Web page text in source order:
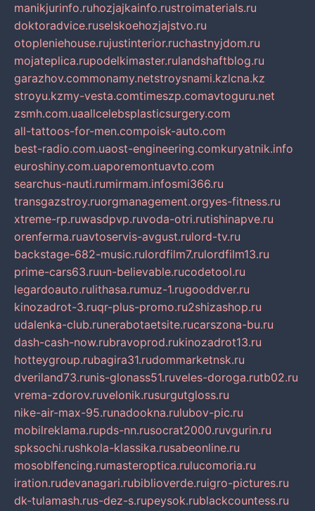
manikjurinfo.ruhozjajkainfo.rustroimaterials.ru
doktoradvice.ruselskoehozjajstvo.ru
otopleniehouse.rujustinterior.ruchastnyjdom.ru
mojateplica.rupodelkimaster.rulandshaftblog.ru
garazhov.commonamy.netstroysnami.kzlcna.kz
stroyu.kzmy-vesta.comtimeszp.comavtoguru.net
zsmh.com.uaallcelebsplasticsurgery.com
all-tattoos-for-men.compoisk-auto.com
best-radio.com.uaost-engineering.comkuryatnik.info
euroshiny.com.uaporemontuavto.com
searchus-nauti.rumirmam.infosmi366.ru
transgazstroy.ruorgmanagement.orgyes-fitness.ru
xtreme-rp.ruwasdpvp.ruvoda-otri.rutishinapve.ru
orenferma.ruavtoservis-avgust.rulord-tv.ru
backstage-682-music.rulordfilm7.rulordfilm13.ru
prime-cars63.ruun-believable.rucodetool.ru
legardoauto.rulithasa.rumuz-1.rugooddver.ru
kinozadrot-3.ruqr-plus-promo.ru2shizashop.ru
udalenka-club.runerabotaetsite.rucarszona-bu.ru
dash-cash-now.rubravoprod.rukinozadrot13.ru
hotteygroup.rubagira31.rudommarketnsk.ru
dveriland73.runis-glonass51.ruveles-doroga.rutb02.ru
vrema-zdorov.ruvelonik.rusurgutgloss.ru
nike-air-max-95.runadookna.rulubov-pic.ru
mobilreklama.rupds-nn.rusocrat2000.ruvgurin.ru
spksochi.rushkola-klassika.rusabeonline.ru
mosoblfencing.rumasteroptica.rulucomoria.ru
iration.rudevanagari.rubiblioverde.ruigro-pictures.ru
dk-tulamash.rus-dez-s.rupeysok.rublackcountess.ru